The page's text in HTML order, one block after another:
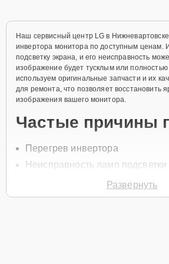
Наш сервисный центр LG в
инвертора монитора по доступным ценам.
подсветку экрана, и его неисправность
изображение будет тусклым или
используем оригинальные запчасти и их
для ремонта, что позволяет восстановить
изображения вашего монитора.
Частые причины
Перегрев инвертора
Неисправность ламп подсветки
Короткое замыкание
Износ компонентов
Развернуть